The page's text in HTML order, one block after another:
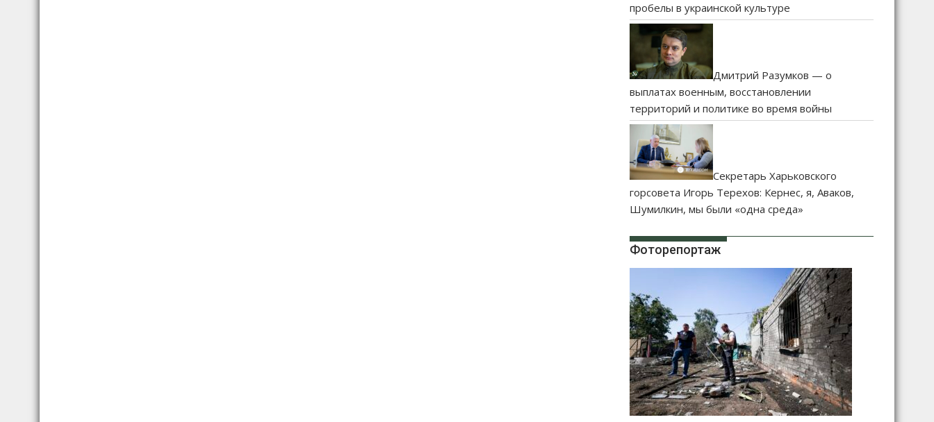
пробелы в украинской культуре
Дмитрий Разумков — о
выплатах военным, восстановлении
территорий и политике во время войны
Секретарь Харьковского
горсовета Игорь Терехов: Кернес, я, Аваков,
Шумилкин, мы были «одна среда»
Фоторепортаж